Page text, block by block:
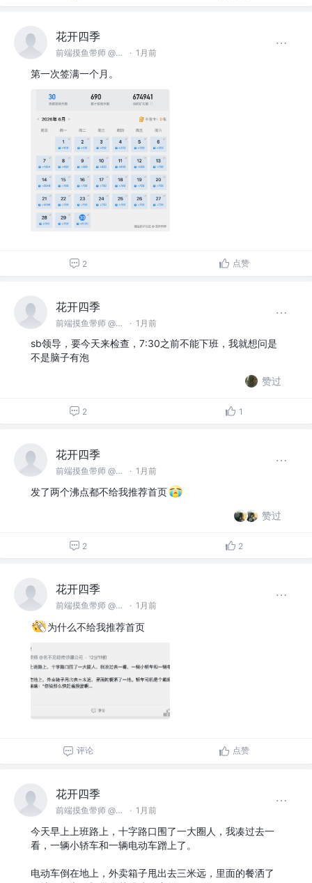
花开四季
前端摸鱼带师 @名不见经传沙雕公司 · 1月前
第一次签满一个月。
2 点赞
花开四季
前端摸鱼带师 @名不见经传沙雕公司 · 1月前
sb领导，要今天来检查，7:30之前不能下班，我就想问是
不是脑子有泡
赞过
2 1
花开四季
前端摸鱼带师 @名不见经传沙雕公司 · 1月前
发了两个沸点都不给我推荐首页
赞过
2 2
花开四季
前端摸鱼带师 @名不见经传沙雕公司 · 1月前
为什么不给我推荐首页
评论 点赞
花开四季
前端摸鱼带师 @名不见经传沙雕公司 · 1月前
今天早上上班路上，十字路口围了一大圈人，我凑过去一
看，一辆小轿车和一辆电动车蹭上了。
电动车倒在地上，外卖箱子甩出去三米远，里面的餐洒了